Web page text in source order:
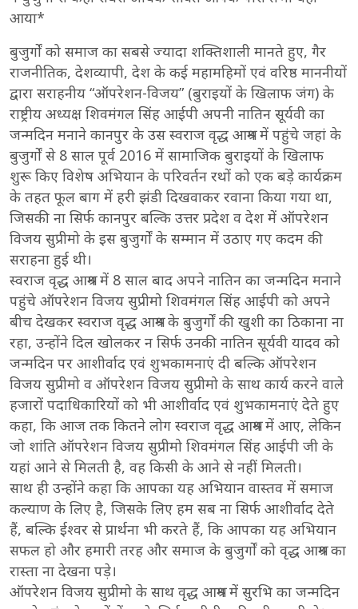
आया*
बुजुर्गों को समाज का सबसे ज्यादा शक्तिशाली मानते हुए, गैर
राजनीतिक, देशव्यापी, देश के कई महामहिमों एवं वरिष्ठ माननीयों
द्वारा सराहनीय “ऑपरेशन-विजय” (बुराइयों के खिलाफ जंग) के
राष्ट्रीय अध्यक्ष शिवमंगल सिंह आईपी अपनी नातिन सूर्यवी का
जन्मदिन मनाने कानपुर के उस स्वराज वृद्ध आश्रम में पहुंचे जहां के
बुजुर्गों से 8 साल पूर्व 2016 में सामाजिक बुराइयों के खिलाफ
शुरू किए विशेष अभियान के परिवर्तन रथों को एक बड़े कार्यक्रम
के तहत फूल बाग में हरी झंडी दिखवाकर रवाना किया गया था,
जिसकी ना सिर्फ कानपुर बल्कि उत्तर प्रदेश व देश में ऑपरेशन
विजय सुप्रीमो के इस बुजुर्गों के सम्मान में उठाए गए कदम की
सराहना हुई थी।
स्वराज वृद्ध आश्रम में 8 साल बाद अपने नातिन का जन्मदिन मनाने
पहुंचे ऑपरेशन विजय सुप्रीमो शिवमंगल सिंह आईपी को अपने
बीच देखकर स्वराज वृद्ध आश्रम के बुजुर्गों की खुशी का ठिकाना ना
रहा, उन्होंने दिल खोलकर न सिर्फ उनकी नातिन सूर्यवी यादव को
जन्मदिन पर आशीर्वाद एवं शुभकामनाएं दी बल्कि ऑपरेशन
विजय सुप्रीमो व ऑपरेशन विजय सुप्रीमो के साथ कार्य करने वाले
हजारों पदाधिकारियों को भी आशीर्वाद एवं शुभकामनाएं देते हुए
कहा, कि आज तक कितने लोग स्वराज वृद्ध आश्रम में आए, लेकिन
जो शांति ऑपरेशन विजय सुप्रीमो शिवमंगल सिंह आईपी जी के
यहां आने से मिलती है, वह किसी के आने से नहीं मिलती।
साथ ही उन्होंने कहा कि आपका यह अभियान वास्तव में समाज
कल्याण के लिए है, जिसके लिए हम सब ना सिर्फ आशीर्वाद देते
हैं, बल्कि ईश्वर से प्रार्थना भी करते हैं, कि आपका यह अभियान
सफल हो और हमारी तरह और समाज के बुजुर्गों को वृद्ध आश्रम का
रास्ता ना देखना पड़े।
ऑपरेशन विजय सुप्रीमो के साथ वृद्ध आश्रम में सुरभि का जन्मदिन